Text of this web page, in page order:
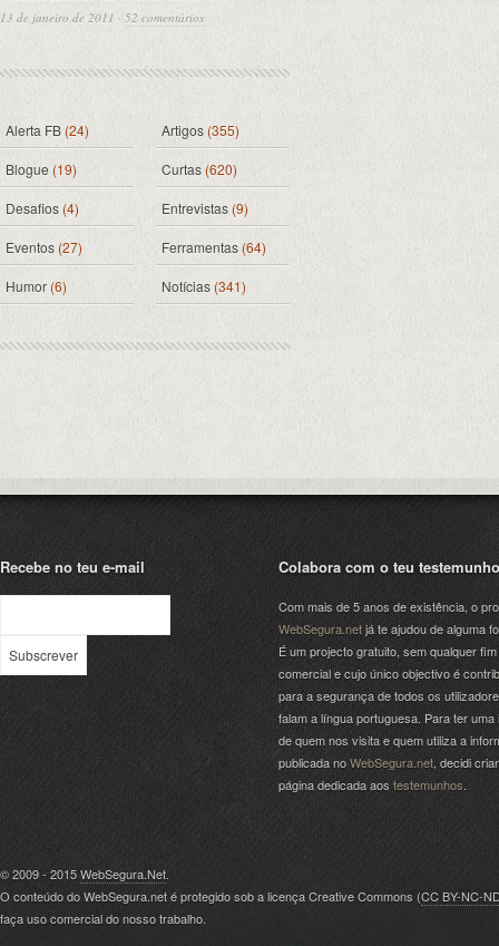
13 de janeiro de 2011 · 52 comentários
Alerta FB(24) Artigos (355)
Blogue (19) Curtas (620)
Desafios (4) Entrevistas (9)
Eventos(27) Ferramentas(64)
Humor (6) Notícias(341)
Recebe no teu e-mail Colabora com o teu testemunho
Com mais de 5 anos de existência, o
WebSegura.netjá te ajudou de alguma
É um projecto gratuito, sem qualquer fim
comercial e cujo único objectivo é
para a segurança de todos os
falam a língua portuguesa. Para ter uma
de quem nos visita e quem utiliza a
publicada noWebSegura.net , decidi
página dedicada aos testemunhos
© 2009 - 2015WebSegura.Net.
O conteúdo do WebSegura.net é protegido sob a licença Creative Commons (CC BY-NC-
faça uso comercial do nosso trabalho.